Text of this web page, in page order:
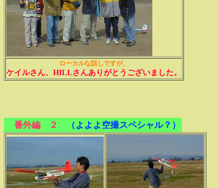
ローカルな話しですが、
ケイルさん、HILLさんありがとうございました。
番外編 ２ （よよよ空撮スペシャル？）